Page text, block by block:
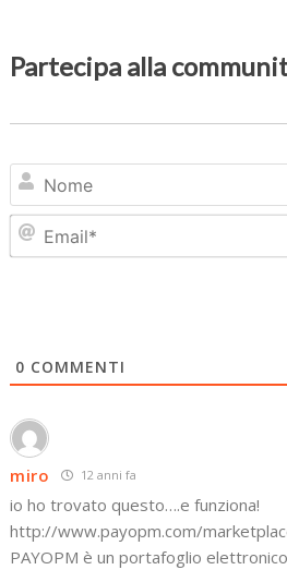
Partecipa alla
0 COMMENTI
miro 12 anni fa
io ho trovato questo….e funziona!
http://www.payopm.com/
PAYOPM è un portafoglio